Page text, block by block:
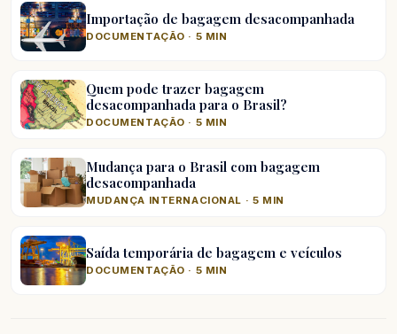
Importação de bagagem desacompanhada
DOCUMENTAÇÃO · 5 MIN
Quem pode trazer bagagem
desacompanhada para o Brasil?
DOCUMENTAÇÃO · 5 MIN
Mudança para o Brasil com bagagem
desacompanhada
MUDANÇA INTERNACIONAL · 5 MIN
Saída temporária de bagagem e veículos
DOCUMENTAÇÃO · 5 MIN